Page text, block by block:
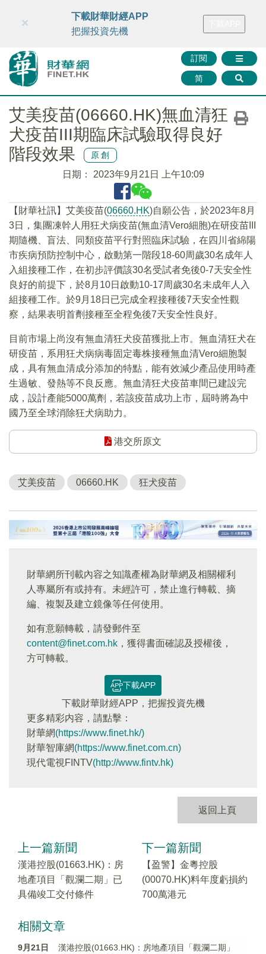
財華智庫網 FINTV FINMETA 財華證券 媒體矩陣
訂閱
简
×
下載財華財經APP
把握投資先機
艾美疫苗(06660.HK)無血清狂
犬疫苗III期臨床試驗取得良好
階段效果
原創
日期： 2023年9月21日 上午10:09
【財華社訊】艾美疫苗(06660.HK)自願公告，於2023年8月
3日，集團凍幹人用狂犬病疫苗(無血清Vero細胞)在研疫苗III
期隨機、盲法、同類疫苗平行對照臨床試驗，在四川省綿陽
市疾病預防控制中心，啟動第一階段18-60周歲30名成年人
入組接種工作，在初步評價該30名受試者免後0-7天安全性
良好的前提下，於8月10日啟動10-17周歲30名未成年人入
組接種工作。於9月18日已完成全程接種後7天安全性觀
察，結果表明首劑接種至全程免後7天安全性良好。
目前市場上尚沒有無血清狂犬疫苗獲批上市。無血清狂犬在
研疫苗，系用狂犬病病毒固定毒株接種無血清Vero細胞製
成，具有無血清成分添加的特點，能有效減少產品使用時產
生過敏、發熱等不良反應。無血清狂犬疫苗車間已建設完
成，設計產能5000萬劑，若該疫苗成功上市，屆時將為中
國乃至全球消除狂犬病助力。
港交所原文
艾美疫苗 06660.HK 狂犬疫苗
財華網所刊載內容之知識產權為財華網及相關權利
人專屬所有或持有。未經許可，禁止進行轉載、摘
編、複製及建立鏡像等任何使用。
如有意願轉載，請發郵件至
content@finet.com.hk ，獲得書面確認及授權後，
方可轉載。
下載APP
下載財華財經APP，把握投資先機
更多精彩内容，請點擊：
財華網(https://www.finet.hk/)
財華智庫網(https://www.finet.com.cn)
現代電視FINTV(http://www.fintv.hk)
返回上頁
上一篇新聞
漢港控股(01663.HK)：房
地產項目「觀瀾二期」已
具備竣工交付條件
下一篇新聞
【盈警】金粵控股
(00070.HK)料年度虧損約
700萬港元
相關文章
9月21日
漢港控股(01663.HK)：房地產項目「觀瀾二期」